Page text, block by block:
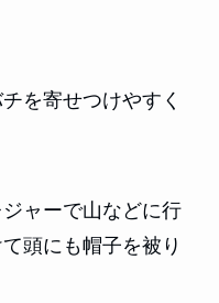
を寄せつけやすく
ャーで山などに行
頭にも帽子を被り